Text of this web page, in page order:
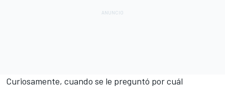
Curiosamente, cuando se le preguntó por cuál